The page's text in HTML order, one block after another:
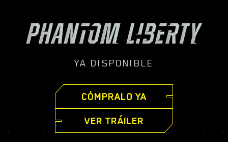
YA DISPONIBLE
CÓMPRALO YA
VER TRÁILER